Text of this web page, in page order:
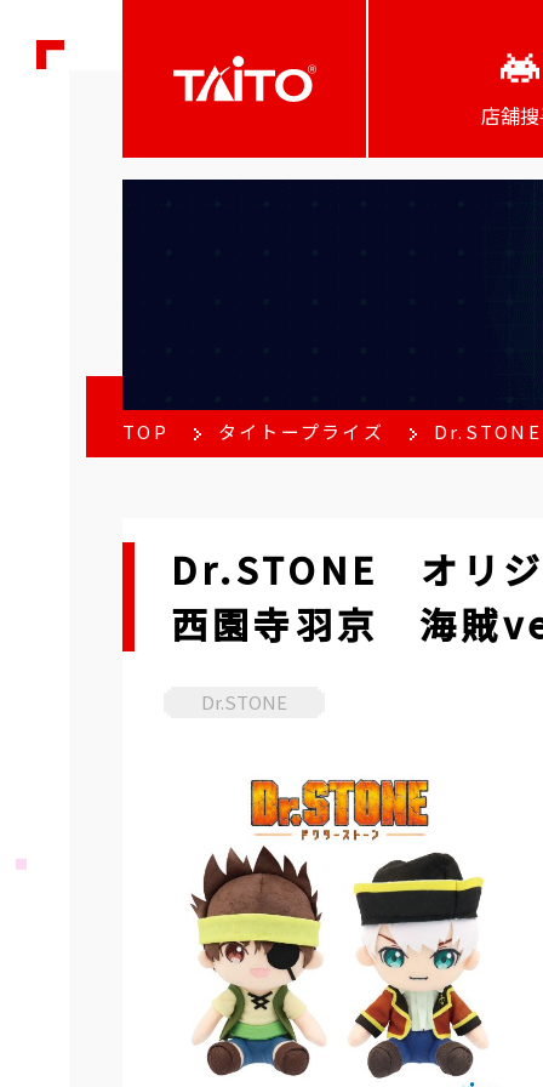
店舖
TOP タイトープライズ
Dr.STONE オリ
西園寺羽京 海賊
Dr.STONE